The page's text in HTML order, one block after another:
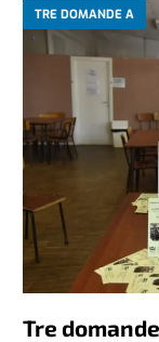
TRE DOMANDE A
Tre